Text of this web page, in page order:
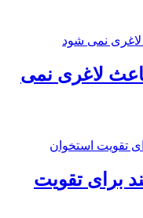
لاغری نمی
برای تقویت